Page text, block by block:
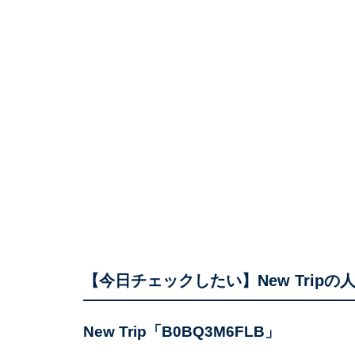
【今日チェックしたい】New Tripの
New Trip「B0BQ3M6FLB」